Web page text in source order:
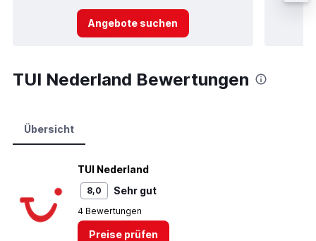
Angebote suchen
TUI Nederland Bewertungen
Übersicht
TUI Nederland
8,0 Sehr gut
4 Bewertungen
Preise prüfen